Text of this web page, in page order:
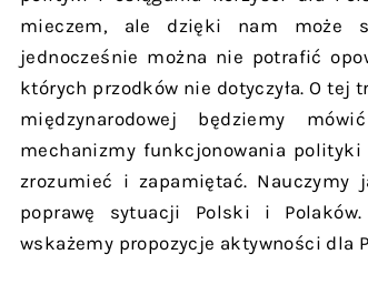
mieczem, ale dzięki nam może
jednocześnie można nie potrafić
których przodków nie dotyczyła. O
międzynarodowej będziemy
mechanizmy funkcjonowania
zrozumieć i zapamiętać. Nauczymy
poprawę sytuacji Polski i
wskażemy propozycje aktywności dla